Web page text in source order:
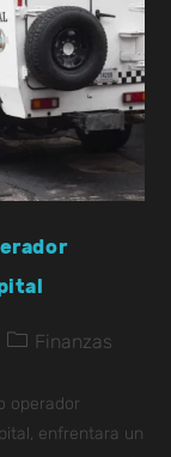
Finanzas
operador
enfrentara un